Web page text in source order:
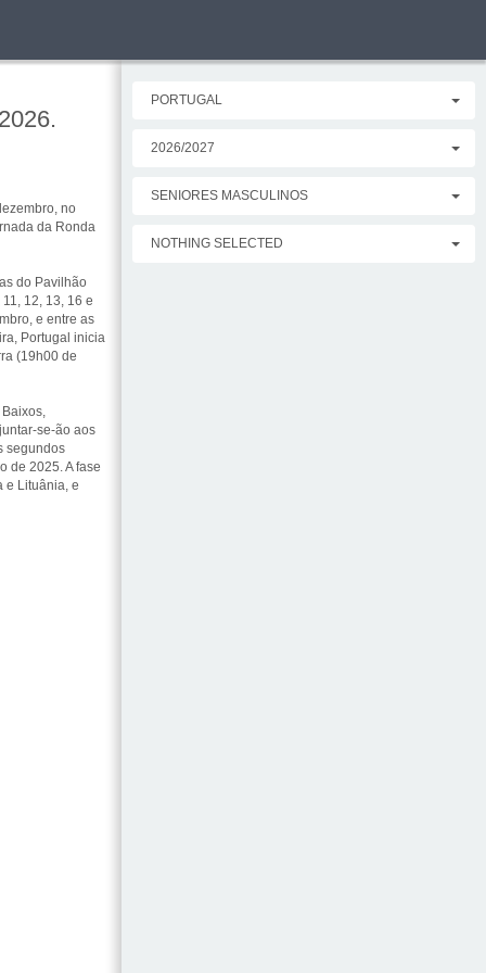
no
da Ronda
do Pavilhão
12, 13, 16 e
e entre as
Portugal inicia
(19h00 de
se-ão aos
segundos
de 2025. A fase
e Lituânia, e
PORTUGAL
2026/2027
SENIORES MASCULINOS
NOTHING SELECTED